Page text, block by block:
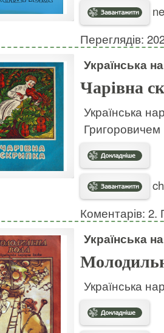
Переглядів:
Українська
Чарівна
Українська
Григоровичем
Коментарів: 2.
Українська
Українська